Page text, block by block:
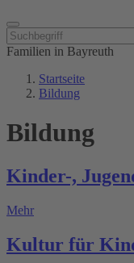
Familien in Bayreuth
Startseite
Bildung
Bildung
Kinder-,
Mehr
Kultur für